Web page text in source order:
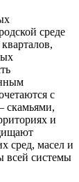
среде
с
скамьями,
и
сред, масел и
всей системы